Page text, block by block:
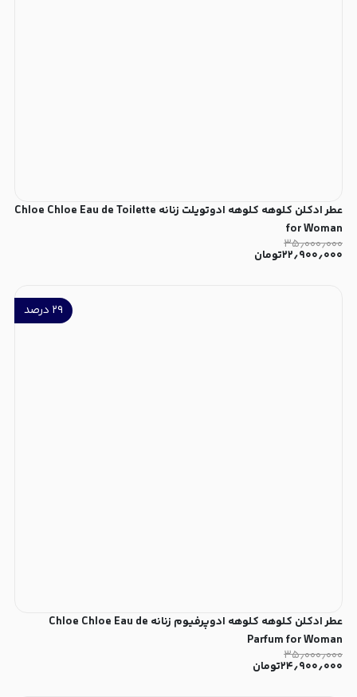
عطر ادکلن کلوهه کلوهه ادوتویلت زنانه Chloe Chloe Eau de Toilette
for Woman
۳۵٫۰۰۰٫۰۰۰
۲۲٫۹۰۰٫۰۰۰تومان
۲۹ درصد
عطر ادکلن کلوهه کلوهه ادوپرفیوم زنانه Chloe Chloe Eau de
Parfum for Woman
۳۵٫۰۰۰٫۰۰۰
۲۴٫۹۰۰٫۰۰۰تومان